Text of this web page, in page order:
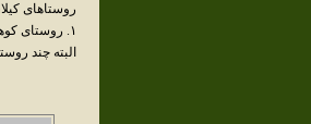
روستاهای
۱. روستای کوهان ۲. روستای زیارت ۳. روستای ساران .
البته چند